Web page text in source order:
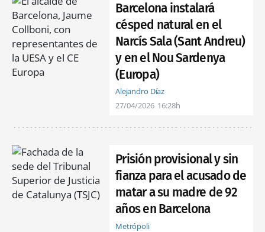
Barcelona instalará
césped natural en el
Narcís Sala (Sant Andreu)
y en el Nou Sardenya
(Europa)
Alejandro Díaz
27/04/2026 16:28h
Prisión provisional y sin
fianza para el acusado de
matar a su madre de 92
años en Barcelona
Metrópoli